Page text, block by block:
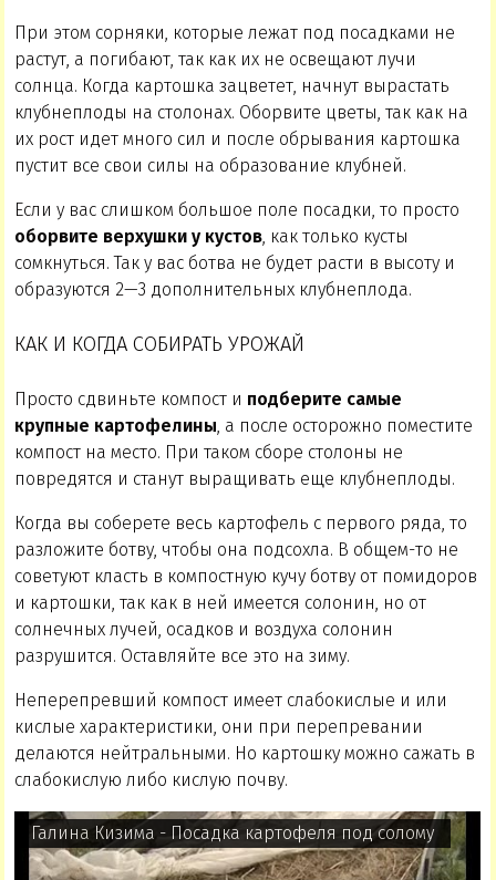
При этом сорняки, которые лежат под посадками не
растут, а погибают, так как их не освещают лучи
солнца. Когда картошка зацветет, начнут вырастать
клубнеплоды на столонах. Оборвите цветы, так как на
их рост идет много сил и после обрывания картошка
пустит все свои силы на образование клубней.
Если у вас слишком большое поле посадки, то просто
оборвите верхушки у кустов , как только кусты
сомкнуться. Так у вас ботва не будет расти в высоту и
образуются 2—3 дополнительных клубнеплода.
КАК И КОГДА СОБИРАТЬ УРОЖАЙ
Просто сдвиньте компост и подберите самые
крупные картофелины, а после осторожно поместите
компост на место. При таком сборе столоны не
повредятся и станут выращивать еще клубнеплоды.
Когда вы соберете весь картофель с первого ряда, то
разложите ботву, чтобы она подсохла. В общем-то не
советуют класть в компостную кучу ботву от помидоров
и картошки, так как в ней имеется солонин, но от
солнечных лучей, осадков и воздуха солонин
разрушится. Оставляйте все это на зиму.
Неперепревший компост имеет слабокислые и или
кислые характеристики, они при перепревании
делаются нейтральными. Но картошку можно сажать в
слабокислую либо кислую почву.
Галина Кизима - Посадка картофеля под солому